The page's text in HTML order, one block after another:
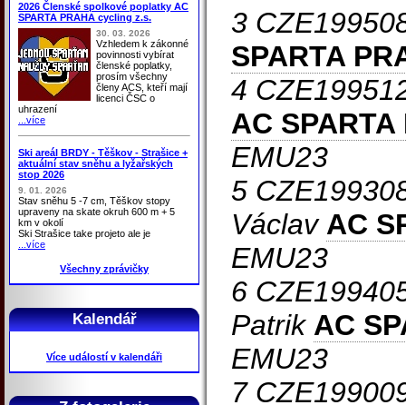
2026 Členské spolkové poplatky AC
SPARTA PRAHA cycling z.s.
30. 03. 2026
Vzhledem k zákonné
povinnosti vybírat
členské poplatky,
prosím všechny
členy ACS, kteří mají
licenci ČSC o
uhrazení
...více
Ski areál BRDY - Těškov - Strašice +
aktuální stav sněhu a lyžařských
stop 2026
9. 01. 2026
Stav sněhu 5 -7 cm, Těškov stopy
upraveny na skate okruh 600 m + 5
km v okolí
Ski Strašice take projeto ale je
...více
Všechny zprávičky
Kalendář
Více událostí v kalendáři
3
SPARTA
4
AC SPARTA
EMU23
5
Václav AC
EMU23
6
Patrik AC
EMU23
7